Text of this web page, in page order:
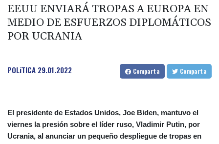
EEUU ENVIARÁ TROPAS A EUROPA EN
MEDIO DE ESFUERZOS DIPLOMÁTICOS
POR UCRANIA
POLíTICA 29.01.2022 Comparta Comparta
El presidente de Estados Unidos, Joe Biden, mantuvo el
viernes la presión sobre el líder ruso, Vladimir Putin, por
Ucrania, al anunciar un pequeño despliegue de tropas en